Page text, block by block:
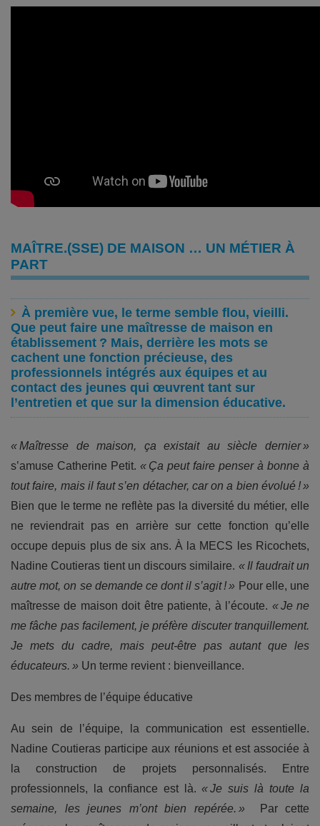
MAÎTRE.(SSE) DE MAISON … UN MÉTIER À
PART
À première vue, le terme semble flou, vieilli.
Que peut faire une maîtresse de maison en
établissement ? Mais, derrière les mots se
cachent une fonction précieuse, des
professionnels intégrés aux équipes et au
contact des jeunes qui œuvrent tant sur
l’entretien et que sur la dimension éducative.
« Maîtresse de maison, ça existait au siècle dernier »
s’amuse Catherine Petit. « Ça peut faire penser à bonne à
tout faire, mais il faut s’en détacher, car on a bien évolué ! »
Bien que le terme ne reflète pas la diversité du métier, elle
ne reviendrait pas en arrière sur cette fonction qu’elle
occupe depuis plus de six ans. À la MECS les Ricochets,
Nadine Coutieras tient un discours similaire. « Il faudrait un
autre mot, on se demande ce dont il s’agit ! » Pour elle, une
maîtresse de maison doit être patiente, à l’écoute. « Je ne
me fâche pas facilement, je préfère discuter tranquillement.
Je mets du cadre, mais peut-être pas autant que les
éducateurs. » Un terme revient : bienveillance.
Des membres de l’équipe éducative
Au sein de l’équipe, la communication est essentielle.
Nadine Coutieras participe aux réunions et est associée à
la construction de projets personnalisés. Entre
professionnels, la confiance est là.« Je suis là toute la
semaine, les jeunes m’ont bien repérée. »
Par cette